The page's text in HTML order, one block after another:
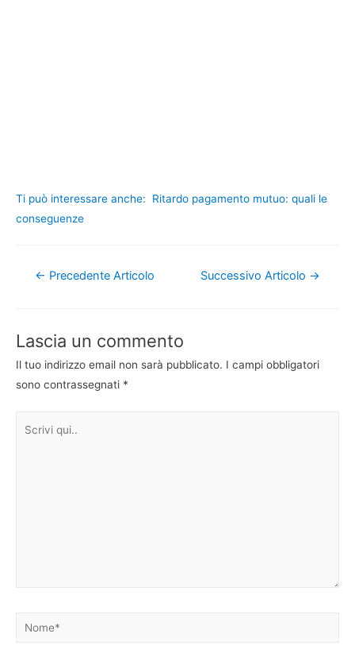
Ti può interessare anche:
Ritardo pagamento mutuo: quali le
conseguenze
Navigazione
← Precedente Articolo Successivo Articolo →
Lascia un commento
Il tuo indirizzo email non sarà pubblicato. I campi obbligatori
sono contrassegnati *
Nome*